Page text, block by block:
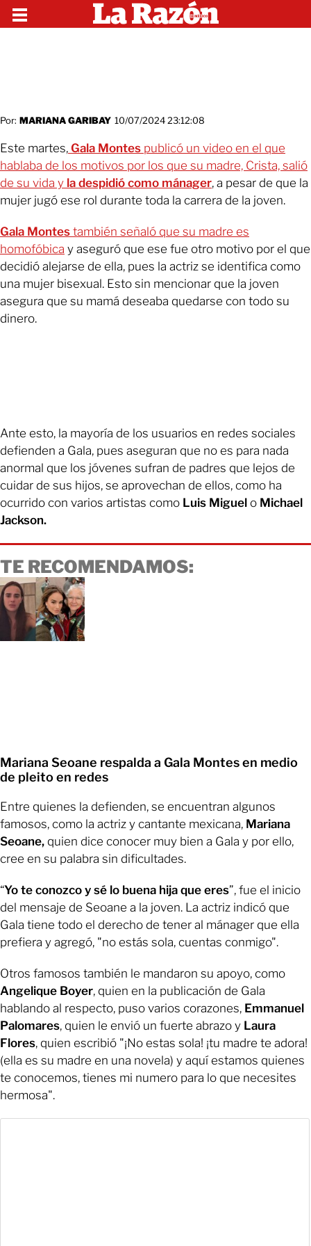
Por: MARIANA GARIBAY 10/07/2024 23:12:08
Este martes, Gala Montes publicó un video en el que
hablaba de los motivos por los que su madre, Crista, salió
de su vida y la despidió como mánager, a pesar de que la
mujer jugó ese rol durante toda la carrera de la joven.
Gala Montes también señaló que su madre es
homofóbica y aseguró que ese fue otro motivo por el que
decidió alejarse de ella, pues la actriz se identifica como
una mujer bisexual. Esto sin mencionar que la joven
asegura que su mamá deseaba quedarse con todo su
dinero.
Ante esto, la mayoría de los usuarios en redes sociales
defienden a Gala, pues aseguran que no es para nada
anormal que los jóvenes sufran de padres que lejos de
cuidar de sus hijos, se aprovechan de ellos, como ha
ocurrido con varios artistas como Luis Miguel o Michael
Jackson.
TE RECOMENDAMOS:
Mariana Seoane respalda a Gala Montes en medio
de pleito en redes
Entre quienes la defienden, se encuentran algunos
famosos, como la actriz y cantante mexicana, Mariana
Seoane, quien dice conocer muy bien a Gala y por ello,
cree en su palabra sin dificultades.
“Yo te conozco y sé lo buena hija que eres”, fue el inicio
del mensaje de Seoane a la joven. La actriz indicó que
Gala tiene todo el derecho de tener al mánager que ella
prefiera y agregó, "no estás sola, cuentas conmigo".
Otros famosos también le mandaron su apoyo, como
Angelique Boyer, quien en la publicación de Gala
hablando al respecto, puso varios corazones, Emmanuel
Palomares, quien le envió un fuerte abrazo y Laura
Flores, quien escribió "¡No estas sola! ¡tu madre te adora!
(ella es su madre en una novela) y aquí estamos quienes
te conocemos, tienes mi numero para lo que necesites
hermosa".